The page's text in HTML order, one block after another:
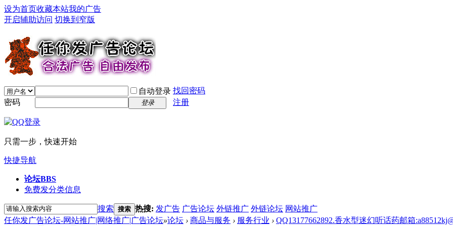
设为首页收藏本站我的广告
开启辅助访问 切换到窄版
自动登录 找回密码
密码
登录 注册
只需一步，快速开始
快捷导航
论坛BBS
免费发分类信息
搜索 搜索 热搜: 发广告 广告论坛 外链推广 外链论坛 网站推广
任你发广告论坛-网站推广|网络推广|广告论坛»论坛 › 商品与服务 › 服务行业 › QQ13177662892.香水型迷幻听话药邮箱